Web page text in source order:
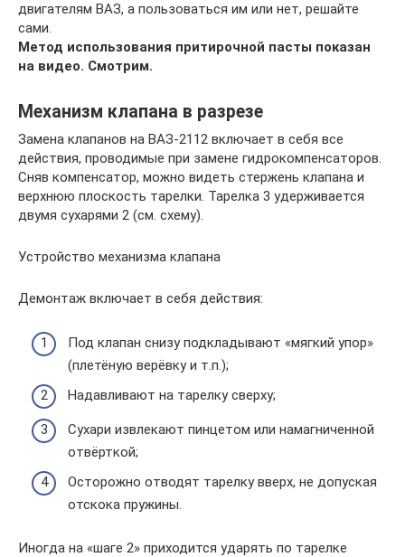
двигателям ВАЗ, а пользоваться им или нет, решайте
сами.
Метод использования притирочной пасты показан
на видео. Смотрим.
Механизм клапана в разрезе
Замена клапанов на ВАЗ-2112 включает в себя все
действия, проводимые при замене гидрокомпенсаторов.
Сняв компенсатор, можно видеть стержень клапана и
верхнюю плоскость тарелки. Тарелка 3 удерживается
двумя сухарями 2 (см. схему).
Устройство механизма клапана
Демонтаж включает в себя действия:
Под клапан снизу подкладывают «мягкий упор»
(плетёную верёвку и т.п.);
Надавливают на тарелку сверху;
Сухари извлекают пинцетом или намагниченной
отвёрткой;
Осторожно отводят тарелку вверх, не допуская
отскока пружины.
Иногда на «шаге 2» приходится ударять по тарелке